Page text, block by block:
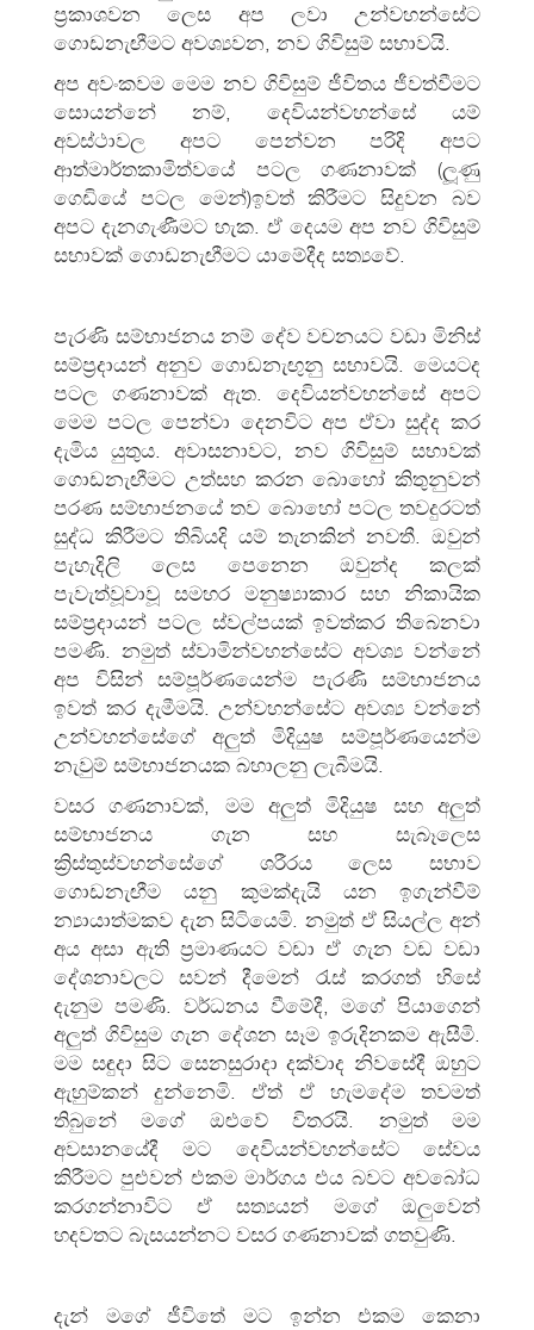
ප්‍රකාශවන ලෙස අප ලවා උන්වහන්සේට
ගොඩනැඟීමට අවශ්‍යවන, නව ගිවිසුම් සභාවයි.
අප අවංකවම මෙම නව ගිවිසුම් ජීවිතය ජීවත්වීමට
සොයන්නේ නම්, දෙවියන්වහන්සේ යම්
අවස්ථාවල අපට පෙන්වන පරිදි අපට
ආත්මාර්තකාමිත්‍වයේ පටල ගණනාවක් (ලූණු
ගෙඩියේ පටල මෙන්)ඉවත් කිරීමට සිදුවන බව
අපට දැනගැණීමට හැක. ඒ දෙයම අප නව ගිවිසුම්
සභාවක් ගොඩනැඟීමට යාමේදීද සත්‍යවේ.
පැරණි සම්භාජනය නම් දේව වචනයට වඩා මිනිස්
සම්ප්‍රදායන් අනුව ගොඩනැඟුනු සභාවයි. මෙයටද
පටල ගණනාවක් ඇත. දෙවියන්වහන්සේ අපට
මෙම පටල පෙන්වා දෙනවිට අප ඒවා සුද්ද කර
දැමිය යුතුය. අවාසනාවට, නව ගිවිසුම් සභාවක්
ගොඩනැඟීමට උත්සහ කරන බොහෝ කිතුනුවන්
පරණ සම්භාජනයේ තව බොහෝ පටල තවදුරටත්
සුද්ධ කිරීමට තිබියදි යම් තැනකින් නවතී. ඔවුන්
පැහැදිලි ලෙස පෙනෙන ඔවුන්ද කලක්
පැවැත්වූවාවූ සමහර මනුෂ්‍යාකාර සහ නිකායික
සම්ප්‍රදායන් පටල ස්වල්පයක් ඉවත්කර තිබෙනවා
පමණි. නමුත් ස්වාමින්වහන්සේට අවශ්‍ය වන්නේ
අප විසින් සම්පූර්ණයෙන්ම පැරණි සම්භාජනය
ඉවත් කර දැමීමයි. උන්වහන්සේට අවශ්‍ය වන්නේ
උන්වහන්සේගේ අලුත් මිදියුෂ සම්පූර්ණයෙන්ම
නැවුම් සම්භාජනයක බහාලනු ලැබීමයි.
වසර ගණනාවක්, මම අලුත් මිදියුෂ සහ අලුත්
සම්භාජනය ගැන සහ සැබෑලෙස
ක්‍රිස්තුස්වහන්සේගේ ශරීරය ලෙස සභාව
ගොඩනැඟීම යනු කුමක්දැයි යන ඉගැන්වීම්
න්‍යායාත්මකව දැන සිටියෙමි. නමුත් ඒ සියල්ල අන්
අය අසා ඇති ප්‍රමාණයට වඩා ඒ ගැන වඩ වඩා
දේශනාවලට සවන් දීමෙන් රැස් කරගත් හිසේ
දැනුම පමණි. වර්ධනය වීමේදී, මගේ පියාගෙන්
අලුත් ගිවිසුම ගැන දේශන සෑම ඉරුදිනකම ඇසීමි.
මම සඳුදා සිට සෙනසුරාදා දක්වාද නිවසේදී ඔහුට
ඇහුම්කන් දුන්නෙමි. ඒත් ඒ හැමදේම තවමත්
තිබුනේ මගේ ඔළුවේ විතරයි. නමුත් මම
අවසානයේදී මට දෙවියන්වහන්සේට සේවය
කිරීමට පුළුවන් එකම මාර්ගය එය බවට අවබෝධ
කරගන්නාවිට ඒ සත්‍යයන් මගේ ඔලුවෙන්
හදවතට බැසයන්නට වසර ගණනාවක් ගතවුණි.
දැන් මගේ ජීවිතේ මට ඉන්න එකම කෙනා